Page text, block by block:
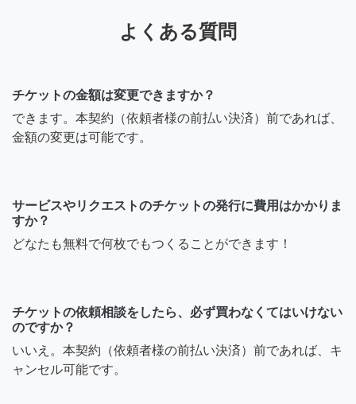
よくある質問
チケットの金額は変更できますか？
できます。本契約（依頼者様の前払い決済）前であれば、
金額の変更は可能です。
サービスやリクエストのチケットの発行に費用はかかりま
すか？
どなたも無料で何枚でもつくることができます！
チケットの依頼相談をしたら、必ず買わなくてはいけない
のですか？
いいえ。本契約（依頼者様の前払い決済）前であれば、キ
ャンセル可能です。